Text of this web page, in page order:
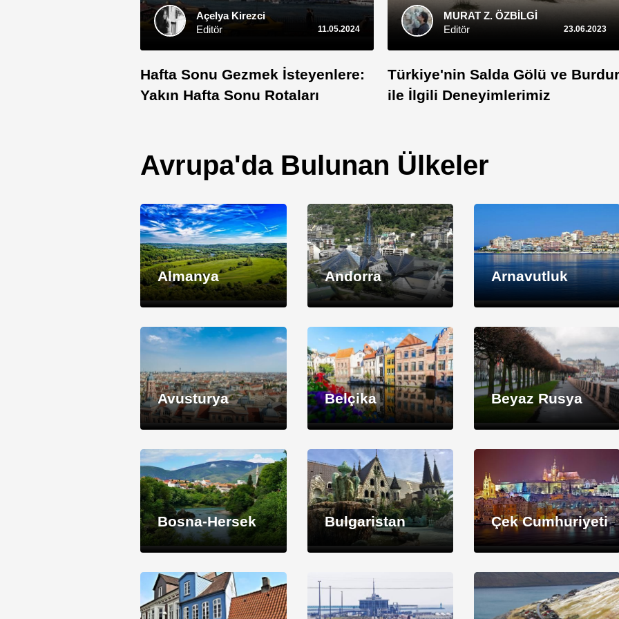
Açelya Kirezci
Editör
11.05.2024
Hafta Sonu Gezmek İsteyenlere:
Yakın Hafta Sonu Rotaları
MURAT Z. ÖZBİLGİ
Editör
23.06.2023
Türkiye'nin Salda Gölü ve Burdur
ile İlgili Deneyimlerimiz
Avrupa'da Bulunan Ülkeler
Almanya Andorra Arnavutluk
Avusturya Belçika Beyaz Rusya
Bosna-Hersek Bulgaristan Çek Cumhuriyeti